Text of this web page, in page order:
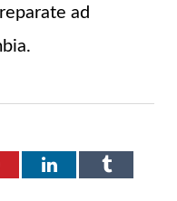
ad
LinkedInTumblr